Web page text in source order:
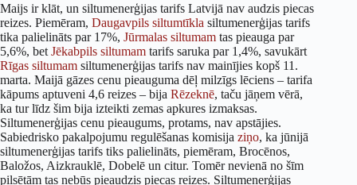
Maijs ir klāt, un siltumenerģijas tarifs Latvijā nav audzis piecas
reizes. Piemēram, Daugavpils siltumtīkla siltumenerģijas tarifs
tika palielināts par 17%, Jūrmalas siltumam tas pieauga par
5,6%, bet Jēkabpils siltumam tarifs saruka par 1,4%, savukārt
Rīgas siltumam siltumenerģijas tarifs nav mainījies kopš 11.
marta. Maijā gāzes cenu pieauguma dēļ milzīgs lēciens – tarifa
kāpums aptuveni 4,6 reizes – bija Rēzeknē, taču jāņem vērā,
ka tur līdz šim bija izteikti zemas apkures izmaksas.
Siltumenerģijas cenu pieaugums, protams, nav apstājies.
Sabiedrisko pakalpojumu regulēšanas komisija ziņo, ka jūnijā
siltumenerģijas tarifs tiks palielināts, piemēram, Brocēnos,
Baložos, Aizkrauklē, Dobelē un citur. Tomēr nevienā no šīm
pilsētām tas nebūs pieaudzis piecas reizes. Siltumenerģijas